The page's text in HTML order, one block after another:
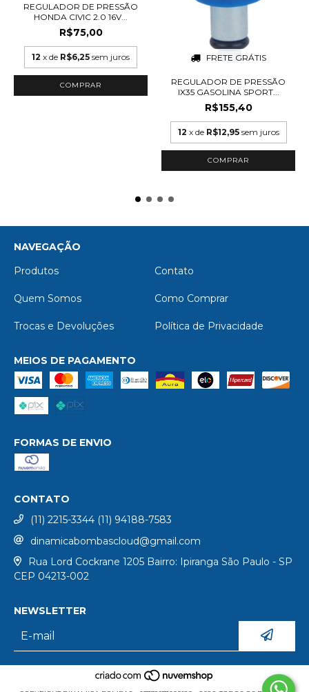
REGULADOR DE PRESSÃO
HONDA CIVIC 2.0 16V...
R$75,00
12 x de R$6,25 sem juros FRETE GRÁTIS
REGULADOR DE PRESSÃO
IX35 GASOLINA SPORT...
R$155,40
12 x de R$12,95 sem juros
NAVEGAÇÃO
Produtos
Contato
Quem Somos Como Comprar
Trocas e Devoluções Política de Privacidade
MEIOS DE PAGAMENTO
FORMAS DE ENVIO
CONTATO
(11) 2215-3344 (11) 94188-7583
dinamicabombascloud@gmail.com
Rua Lord Cockrane 1205 Bairro: Ipiranga São Paulo - SP
CEP 04213-002
NEWSLETTER